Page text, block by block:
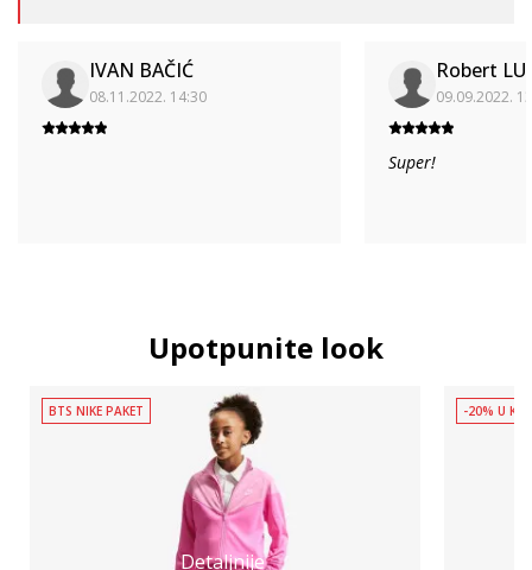
IVAN BAČIĆ
08.11.2022. 14:30
Robert
09.09.2022.
Super!
Upotpunite look
Detaljnije
BTS NIKE PAKET -20% U